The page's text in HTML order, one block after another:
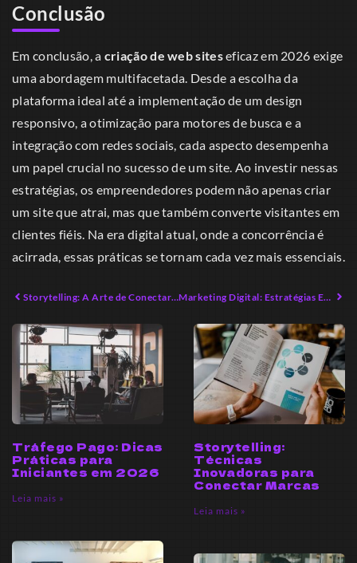
Conclusão
Em conclusão, a criação de web siteseficaz em 2026 exige
uma abordagem multifacetada. Desde a escolha da
plataforma ideal até a implementação de um design
responsivo, a otimização para motores de busca e a
integração com redes sociais, cada aspecto desempenha
um papel crucial no sucesso de um site. Ao investir nessas
estratégias, os empreendedores podem não apenas criar
um site que atrai, mas que também converte visitantes em
clientes fiéis. Na era digital atual, onde a concorrência é
acirrada, essas práticas se tornam cada vez mais essenciais.
Storytelling: A Arte de Conectar com Emoções Profundas Marketing Digital: Estratégias Eficazes para Empreendedores Modernos
Tráfego Pago: Dicas
Práticas para
Iniciantes em 2026
Leia mais »
Storytelling:
Técnicas
Inovadoras para
Conectar Marcas
Leia mais »